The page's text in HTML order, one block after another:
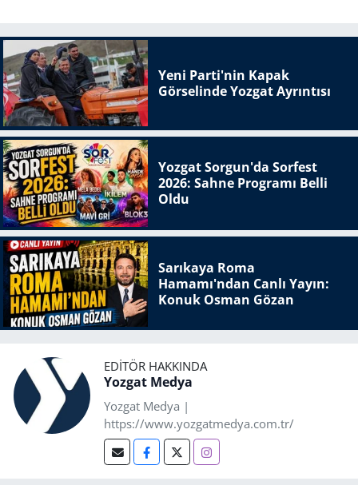
Yeni Parti'nin Kapak
Görselinde Yozgat Ayrıntısı
Yozgat Sorgun'da Sorfest
2026: Sahne Programı Belli
Oldu
Sarıkaya Roma
Hamamı'ndan Canlı Yayın:
Konuk Osman Gözan
EDITÖR HAKKINDA
Yozgat Medya
Yozgat Medya |
https://www.yozgatmedya.com.tr/